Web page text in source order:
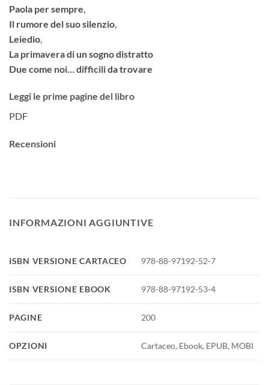
Paola per sempre
Il rumore del suo silenzio
Leiedio
La primavera di un sogno distratto
Due come noi… difficili da trovare
Leggi le prime pagine del libro
PDF
Recensioni
INFORMAZIONI AGGIUNTIVE
ISBN VERSIONE CARTACEO 978-88-97192-52-7
ISBN VERSIONE EBOOK 978-88-97192-53-4
PAGINE 200
OPZIONI Cartaceo, Ebook, EPUB, MOBI